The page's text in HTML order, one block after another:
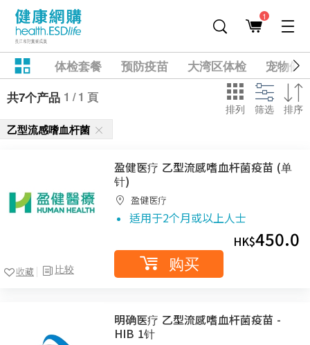
1
体检套餐 预防疫苗 大湾区体检
宠物健
共7个产品 1 / 1 頁
排列 筛选 排序
乙型流感嗜血杆菌
比较
收藏
盈健医疗 乙型流感嗜血杆菌疫苗 (单
针)
盈健医疗
适用于2个月或以上人士
HK$450.0
购买
明确医疗 乙型流感嗜血杆菌疫苗 -
HIB 1针